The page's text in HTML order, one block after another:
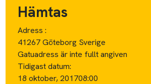
Hämtas
Adress :
41267 Göteborg Sverige
Gatuadress är inte fullt angiven
Tidigast datum:
18 oktober, 201708:00